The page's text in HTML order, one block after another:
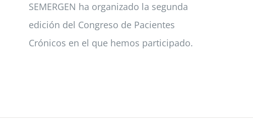
SEMERGEN ha organizado la segunda
edición del Congreso de Pacientes
Crónicos en el que hemos participado.